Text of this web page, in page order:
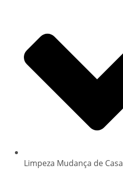
Limpeza Mudança de Casa